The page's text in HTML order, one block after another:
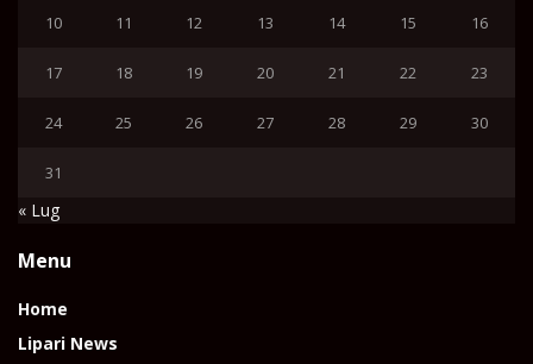
10 11 12 13 14 15 16
17 18 19 20 21 22 23
24 25 26 27 28 29 30
31
« Lug
Menu
Home
Lipari News